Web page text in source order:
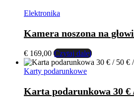
Elektronika
Kamera noszona na
€ 169,00 Czytaj dalej
Karty podarunkowe
Karta podarunkowa 30 €